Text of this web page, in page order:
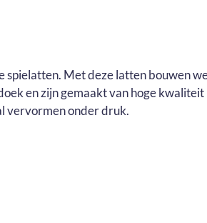
Met deze latten bouwen
en zijn gemaakt van hoge
vervormen onder druk.